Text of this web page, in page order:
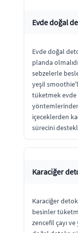
Evde doğal
Evde doğal
planda
sebzelerle
yeşil
tüketmek
içeceklerden
sürecini
Karaciğer
Karaciğer
besinler
zencefil çayı